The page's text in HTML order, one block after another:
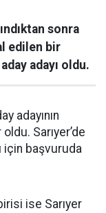
sonra
edilen bir
adayı oldu.
adayının
Sarıyer’de
için başvuruda
ise Sarıyer